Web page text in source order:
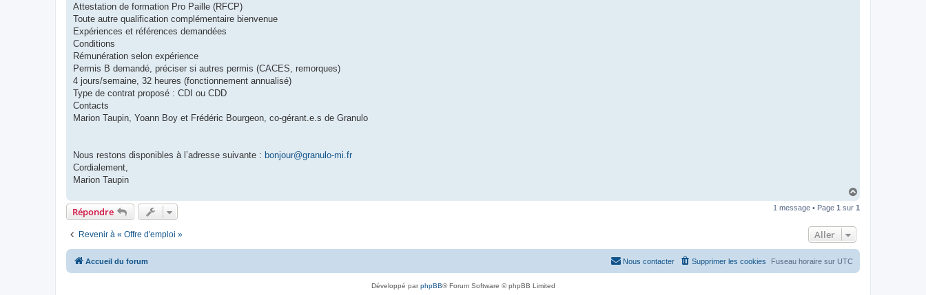
Attestation de formation Pro Paille (RFCP)
Toute autre qualification complémentaire bienvenue
Expériences et références demandées
Conditions
Rémunération selon expérience
Permis B demandé, préciser si autres permis (CACES, remorques)
4 jours/semaine, 32 heures (fonctionnement annualisé)
Type de contrat proposé : CDI ou CDD
Contacts
Marion Taupin, Yoann Boy et Frédéric Bourgeon, co-gérant.e.s de Granulo
Nous restons disponibles à l’adresse suivante : bonjour@granulo-mi.fr
Cordialement,
Marion Taupin
u
Répondre 1 message • Page 1 sur 1
Revenir à « Offre d'emploi » Aller
Accueil du forum Fuseau horaire sur UTC
Supprimer les cookies
Nous contacter
Développé parphpBB® Forum Software © phpBB Limited